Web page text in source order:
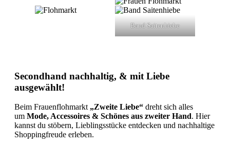
Band Saitenhiebe
Secondhand nachhaltig, & mit Liebe
ausgewählt!
Beim Frauenflohmarkt „Zweite Liebe“ dreht sich alles
um Mode, Accessoires & Schönes aus zweiter Hand. Hier
kannst du stöbern, Lieblingsstücke entdecken und nachhaltige
Shoppingfreude erleben.